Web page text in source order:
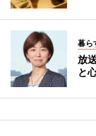
暮ら
放
と